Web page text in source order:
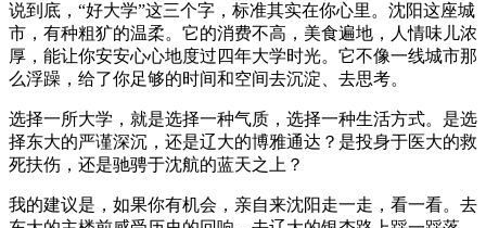
说到底，“好大学”这三个字，标准其实在你心里。沈阳这座城
市，有种粗犷的温柔。它的消费不高，美食遍地，人情味儿浓
厚，能让你安安心心地度过四年大学时光。它不像一线城市那
么浮躁，给了你足够的时间和空间去沉淀、去思考。
选择一所大学，就是选择一种气质，选择一种生活方式。是选
择东大的严谨深沉，还是辽大的博雅通达？是投身于医大的救
死扶伤，还是驰骋于沈航的蓝天之上？
我的建议是，如果你有机会，亲自来沈阳走一走，看一看。去